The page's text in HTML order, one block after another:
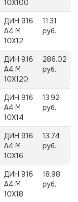
10X100
ДИН 916
А4 M
10X12
11.31
руб.
ДИН 916
А4 M
10X120
286.02
руб.
ДИН 916
А4 M
10X14
13.92
руб.
ДИН 916
А4 M
10X16
13.74
руб.
ДИН 916
А4 M
10X18
18.98
руб.